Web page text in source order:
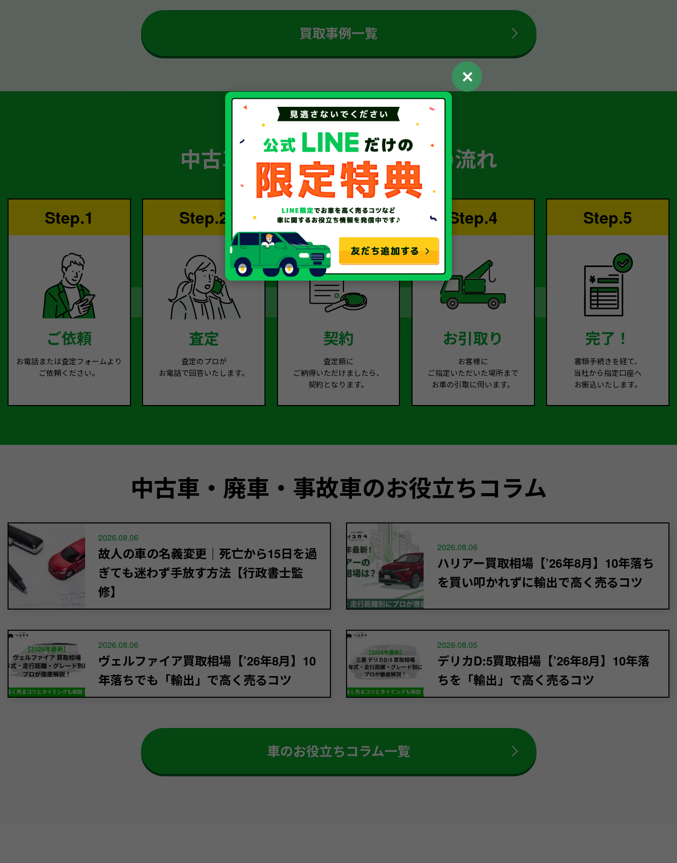
買取事例一覧
簡単 5ステップ！
中古車・廃車・事故車買取の流れ
Step.1
ご依頼
お電話または査定フォームより
ご依頼ください。
Step.2
査定
査定のプロが
お電話で回答いたします。
Step.3
契約
査定額に
ご納得いただけましたら、
契約となります。
Step.4
お引取り
お客様に
ご指定いただいた場所まで
お車の引取に伺います。
Step.5
完了！
書類手続きを経て、
当社から指定口座へ
お振込いたします。
中古車・廃車・事故車のお役立ちコラム
2026.08.06
故人の車の名義変更｜死亡から15日を過
ぎても迷わず手放す方法【行政書士監
修】
2026.08.06
ハリアー買取相場【’26年8月】10年落ち
を買い叩かれずに輸出で高く売るコツ
2026.08.06
ヴェルファイア買取相場【’26年8月】10
年落ちでも「輸出」で高く売るコツ
2026.08.05
デリカD:5買取相場【’26年8月】10年落
ちを「輸出」で高く売るコツ
車のお役立ちコラム一覧
✕